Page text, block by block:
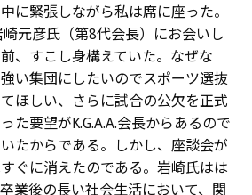
に緊張しながら私は席に座った。
崎元彦氏（第8代会長）にお会いし
、すこし身構えていた。なぜな
い集団にしたいのでスポーツ選抜
ほしい、さらに試合の公欠を正式
た要望が K.G.A.A.会長からあるので
たからである。しかし、座談会が
ぐに消えたのである。岩崎氏はは
業後の長い社会生活において、関